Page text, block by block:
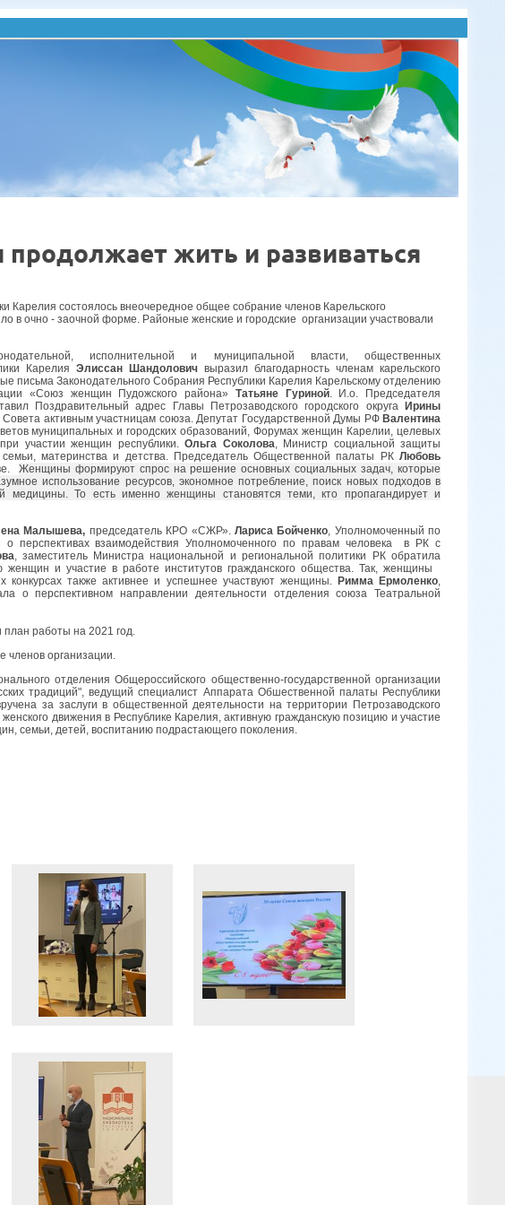
жить и развиваться
Карелия состоялось внеочередное общее собрание членов Карельского
очно - заочной форме. Районые женские и городские организации участвовали
исполнительной и муниципальной власти, общественных
Карелия Элиссан Шандолович выразил благодарность членам карельского
письма Законодательного Собрания Республики Карелия Карельскому отделению
«Союз женщин Пудожского района» Татьяне Гуриной. И.о. Председателя
Поздравительный адрес Главы Петрозаводского городского округа
Ирины
активным участницам союза. Депутат Государственной Думы РФ Валентина
муниципальных и городских образований, Форумах женщин Карелии, целевых
участии женщин республики. Ольга Соколова, Министр социальной защиты
материнства и детства. Председатель Общественной палаты РК Любовь
Женщины формируют спрос на решение основных социальных задач, которые
использование ресурсов, экономное потребление, поиск новых подходов в
медицины. То есть именно женщины становятся теми, кто пропагандирует и
Малышева, председатель КРО «СЖР». Лариса Бойченко, Уполномоченный по
перспективах взаимодействия Уполномоченного по правам человека в РК с
, заместитель Министра национальной и региональной политики РК обратила
и участие в работе институтов гражданского общества. Так, женщины
также активнее и успешнее участвуют женщины. Римма Ермоленко,
о перспективном направлении деятельности отделения союза Театральной
работы на 2021 год.
членов организации.
отделения Общероссийского общественно-государственной организации
традиций", ведущий специалист Аппарата Обшественной палаты Республики
за заслуги в общественной деятельности на территории Петрозаводского
движения в Республике Карелия, активную гражданскую позицию и участие
семьи, детей, воспитанию подрастающего поколения.